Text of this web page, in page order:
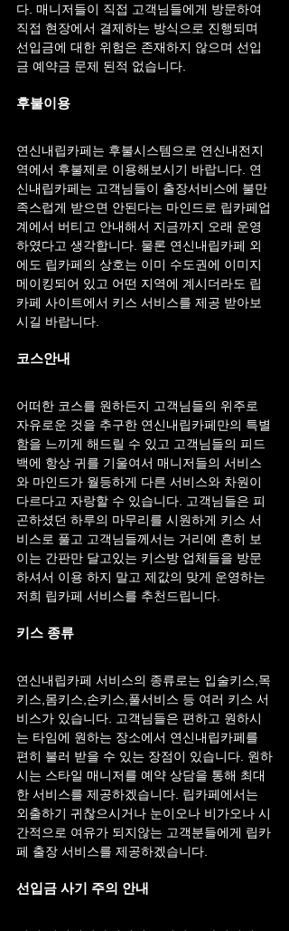
다. 매니저들이 직접 고객님들에게 방문하여
직접 현장에서 결제하는 방식으로 진행되며
선입금에 대한 위험은 존재하지 않으며 선입
금 예약금 문제 된적 없습니다.
후불이용
연신내립카페는 후불시스템으로 연신내전지
역에서 후불제로 이용해보시기 바랍니다. 연
신내립카페는 고객님들이 출장서비스에 불만
족스럽게 받으면 안된다는 마인드로 립카페업
계에서 버티고 안내해서 지금까지 오래 운영
하였다고 생각합니다. 물론 연신내립카페 외
에도 립카페의 상호는 이미 수도권에 이미지
메이킹되어 있고 어떤 지역에 계시더라도 립
카페 사이트에서 키스 서비스를 제공 받아보
시길 바랍니다.
코스안내
어떠한 코스를 원하든지 고객님들의 위주로
자유로운 것을 추구한 연신내립카페만의 특별
함을 느끼게 해드릴 수 있고 고객님들의 피드
백에 항상 귀를 기울여서 매니저들의 서비스
와 마인드가 월등하게 다른 서비스와 차원이
다르다고 자랑할 수 있습니다. 고객님들은 피
곤하셨던 하루의 마무리를 시원하게 키스 서
비스로 풀고 고객님들께서는 거리에 흔히 보
이는 간판만 달고있는 키스방 업체들을 방문
하셔서 이용 하지 말고 제값의 맞게 운영하는
저희 립카페 서비스를 추천드립니다.
키스 종류
연신내립카페 서비스의 종류로는 입술키스,목
키스,몸키스,손키스,풀서비스 등 여러 키스 서
비스가 있습니다. 고객님들은 편하고 원하시
는 타임에 원하는 장소에서 연신내립카페를
편히 불러 받을 수 있는 장점이 있습니다. 원하
시는 스타일 매니저를 예약 상담을 통해 최대
한 서비스를 제공하겠습니다. 립카페에서는
외출하기 귀찮으시거나 눈이오나 비가오나 시
간적으로 여유가 되지않는 고객분들에게 립카
페 출장 서비스를 제공하겠습니다.
선입금 사기 주의 안내